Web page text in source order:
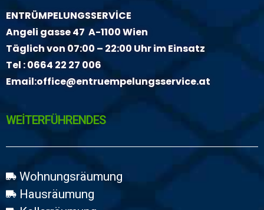
ENTRÜMPELUNGSSERVİCE
Angeli gasse 47 A-1100 Wien
Täglich von 07:00 – 22:00 Uhr im Einsatz
Tel :0664 22 27 006
Email:office@entruempelungsservice.at
WEİTERFÜHRENDES
Wohnungsräumung
Hausräumung